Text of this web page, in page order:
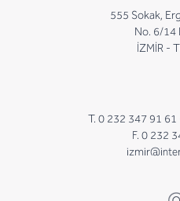
555 Sokak,
No. 6/14
İZMİR -
T. 0 232 347 91 61
F. 0 232